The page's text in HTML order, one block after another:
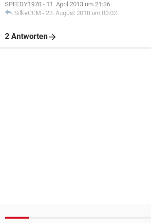
SPEEDY1970 - 11. April 2013 um 21:36
SilkeCCM - 23. August 2018 um 00:02
2 Antworten